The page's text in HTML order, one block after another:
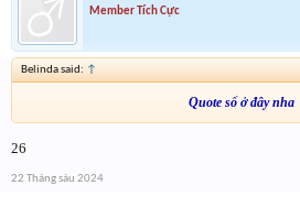
Member Tích Cực
Belinda said: ↑
Quote số ở đây nha
26
22 Tháng sáu 2024